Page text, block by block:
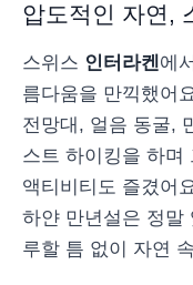
압도적인 자연,
스위스 인터라켄에
름다움을 만끽했어
전망대, 얼음 동굴,
스트 하이킹을 하며
액티비티도 즐겼어
하얀 만년설은 정말
루할 틈 없이 자연